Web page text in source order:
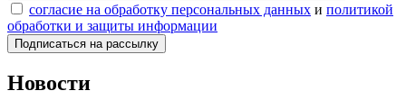
согласие на обработку персональных данных и политикой
обработки и защиты информации
Новости